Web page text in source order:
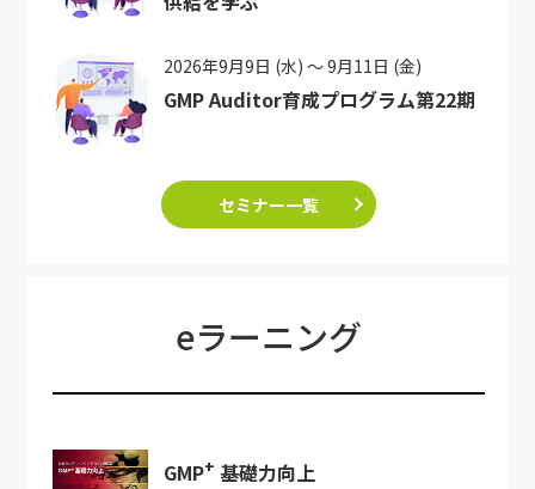
2026年9月9日 (水) ～ 9月11日 (金)
GMP Auditor育成プログラム第22期
セミナー一覧
eラーニング
GMP+ 基礎力向上